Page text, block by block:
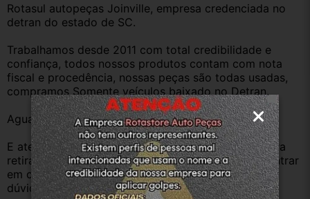
Rotasul autopeças Joinville, empresa credenciada no
detran do estado de SC.
Trabalhamos desde 2011 com total credibilidade e
confiança, todos nossos produtos contam com nota
fiscal e procedência, nossas peças são todas usadas,
compramos Somente veículos baixado no Detran.
Aguardamos sua pergunta ou compra.
E atenderemos o quanto antes, caso o cliente prefira
retirar na nossa loja física também aceitamos, só entrar
em contato com a equipe Rotasul e tiramos suas
dúvidas.